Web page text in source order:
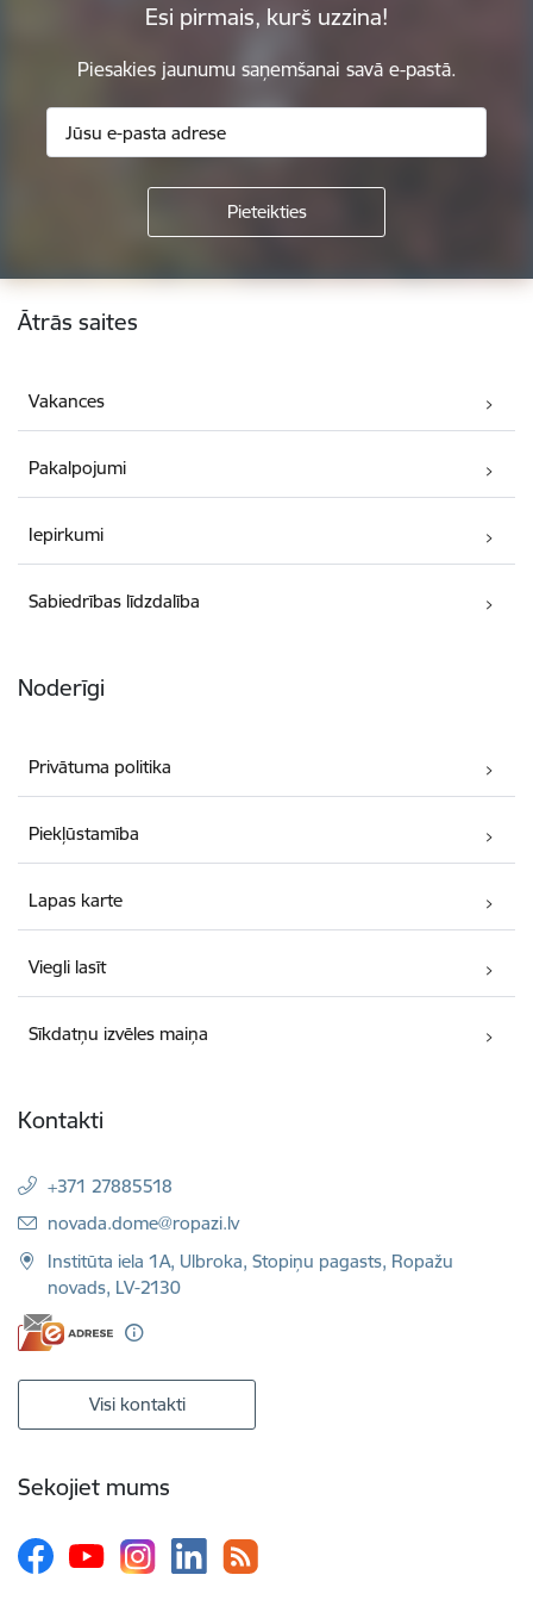
Esi pirmais, kurš uzzina!
Piesakies jaunumu saņemšanai savā e-pastā.
Kājene
Ātrās saites
Vakances
Pakalpojumi
Iepirkumi
Sabiedrības līdzdalība
Noderīgi
Privātuma politika
Piekļūstamība
Lapas karte
Viegli lasīt
Sīkdatņu izvēles maiņa
Kontakti
+371 27885518
E-pasts:
novada.dome@ropazi.lv
Institūta iela 1A, Ulbroka, Stopiņu pagasts, Ropažu
novads, LV-2130
Visi kontakti
Sekojiet mums